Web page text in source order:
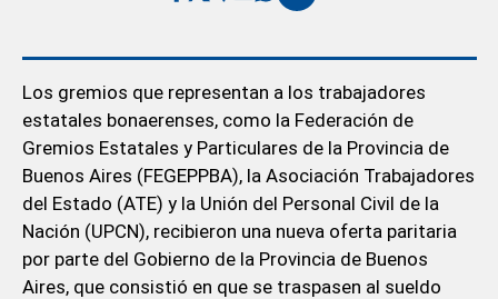
Los gremios que representan a los trabajadores
estatales bonaerenses, como la Federación de
Gremios Estatales y Particulares de la Provincia de
Buenos Aires (FEGEPPBA), la Asociación Trabajadores
del Estado (ATE) y la Unión del Personal Civil de la
Nación (UPCN), recibieron una nueva oferta paritaria
por parte del Gobierno de la Provincia de Buenos
Aires, que consistió en que se traspasen al sueldo